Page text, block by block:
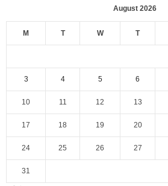
August 2026
M T W T
3 4 5 6
10 11 12 13
17 18 19 20
24 25 26 27
31